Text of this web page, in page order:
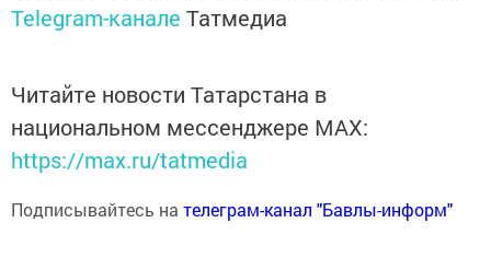
Telegram-канале Татмедиа
Читайте новости Татарстана в
национальном мессенджере MАХ:
https://max.ru/tatmedia
Подписывайтесь на телеграм-канал "Бавлы-информ"